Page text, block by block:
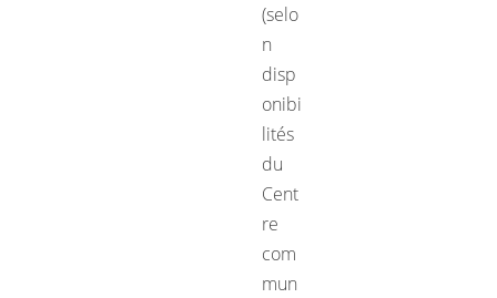
(selo
n
disp
onibi
lités
du
Cent
re
com
mun